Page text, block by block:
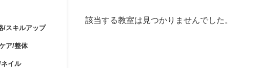
/スキルアップ
ア/整体
イル
該当する教室は見つかりませんでした。